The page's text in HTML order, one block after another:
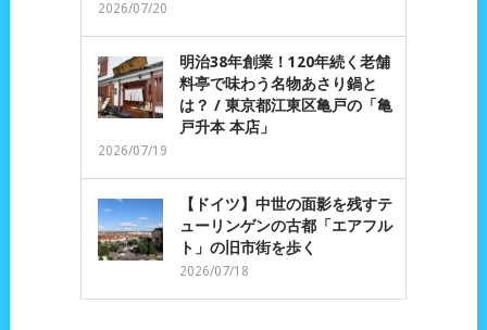
2026/07/20
明治38年創業！120年続く老舗
料亭で味わう名物あさり鍋と
は？ / 東京都江東区亀戸の「亀
戸升本 本店」
2026/07/19
【ドイツ】中世の面影を残すテ
ューリンゲンの古都「エアフル
ト」の旧市街を歩く
2026/07/18